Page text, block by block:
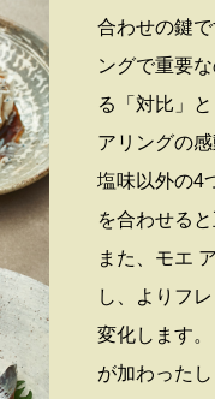
合わせの鍵
ングで重要
る「対比」
アリングの
塩味以外の4
を合わせる
また、モエ
し、よりフ
変化します
が加わった